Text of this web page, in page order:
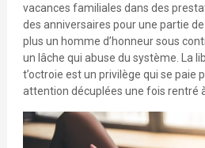
vacances familiales dans des
des anniversaires pour une partie de
plus un homme d’honneur sous
un lâche qui abuse du système. La
t’octroie est un privilège qui se paie
attention décuplées une fois rentré